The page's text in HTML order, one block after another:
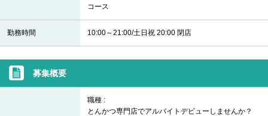
コース
勤務時間 10:00～21:00/土日祝 20:00 閉店
募集概要
職種 :
とんかつ専門店でアルバイトデビューしませんか？